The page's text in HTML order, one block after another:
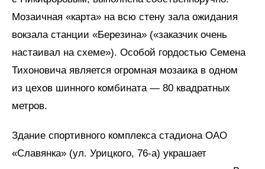
Мозаичная «карта» на всю стену зала ожидания
вокзала станции «Березина» («заказчик очень
настаивал на схеме»). Особой гордостью Семена
Тихоновича является огромная мозаика в одном
из цехов шинного комбината — 80 квадратных
метров.
Здание спортивного комплекса стадиона ОАО
«Славянка» (ул. Урицкого, 76-а) украшает